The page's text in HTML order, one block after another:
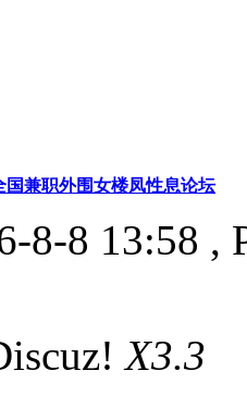
国兼职外围女楼凤性息论坛
8-8 13:58 ,
X3.3